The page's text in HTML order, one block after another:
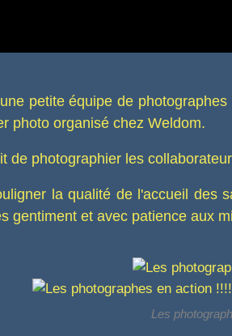
petite équipe de
photo organisé chez Weldom.
de photographier les
la qualité de l'accueil des
gentiment et avec patience aux
Les